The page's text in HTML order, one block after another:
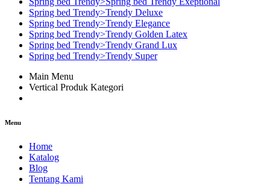
Spring bed Trendy>Trendy Deluxe
Spring bed Trendy>Trendy Elegance
Spring bed Trendy>Trendy Golden Latex
Spring bed Trendy>Trendy Grand Lux
Spring bed Trendy>Trendy Super
Main Menu
Vertical Produk Kategori
Menu
Home
Katalog
Blog
Tentang Kami